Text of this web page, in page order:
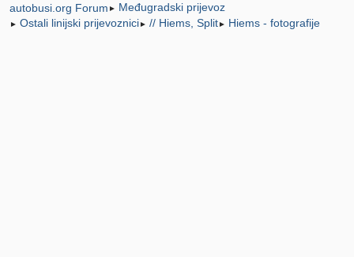
autobusi.org Forum ► Međugradski prijevoz
► Ostali linijski prijevoznici► // Hiems, Split► Hiems - fotografije